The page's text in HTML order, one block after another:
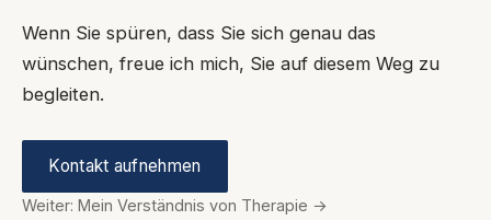
Wenn Sie spüren, dass Sie sich genau das
wünschen, freue ich mich, Sie auf diesem Weg zu
begleiten.
Kontakt aufnehmen
Weiter: Mein Verständnis von Therapie →